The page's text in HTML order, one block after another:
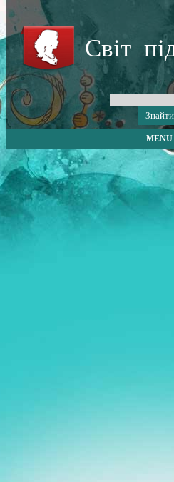
Світ
MENU